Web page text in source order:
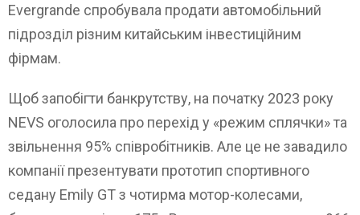
Evergrande спробувала продати автомобільний
підрозділ різним китайським інвестиційним
фірмам.
Щоб запобігти банкрутству, на початку 2023 року
NEVS оголосила про перехід у «режим сплячки» та
звільнення 95% співробітників. Але це не завадило
компанії презентувати прототип спортивного
седану Emily GT з чотирма мотор-колесами,